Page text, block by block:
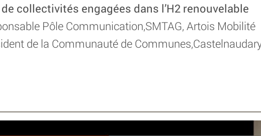
collectivités engagées dans l’H2 renouvelable
Pôle Communication,SMTAG, Artois Mobilité
de la Communauté de